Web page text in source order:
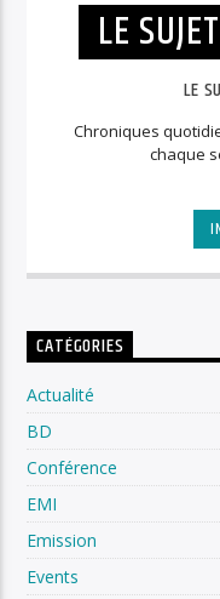
LE
LE
Chroniques
chaque
CATÉGORIES
Actualité
BD
Conférence
EMI
Emission
Events